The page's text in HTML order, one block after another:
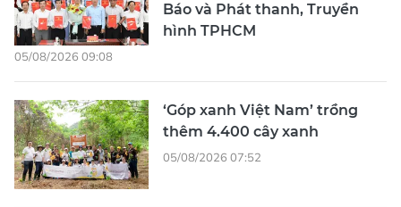
Báo và Phát thanh, Truyền
hình TPHCM
05/08/2026 09:08
‘Góp xanh Việt Nam’ trồng
thêm 4.400 cây xanh
05/08/2026 07:52